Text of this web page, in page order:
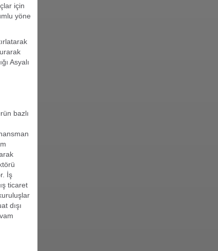
için
yöne
Asyalı
bazlı
İş
ticaret
dışı